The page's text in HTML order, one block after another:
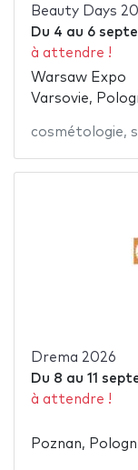
Beauty Days
Du 4 au 6
à attendre !
Warsaw Expo
Varsovie,
cosmétologie,
Drema 2026
Du 8 au 11
à attendre !
Poznan,